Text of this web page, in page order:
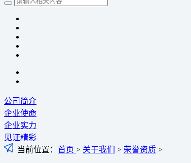
公司简介
企业使命
企业实力
见证精彩
当前位置： 首页 > 关于我们 > 荣誉资质 >